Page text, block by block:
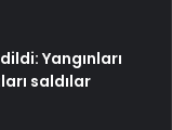
Yangınları
saldılar